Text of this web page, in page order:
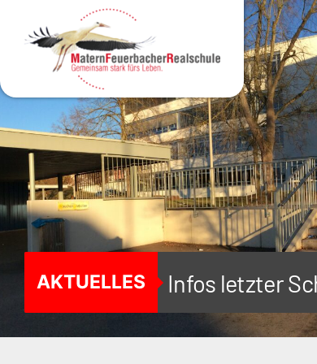
MENÜ
AKTUELLES Infos letzter